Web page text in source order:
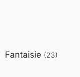
Fantaisie (23)